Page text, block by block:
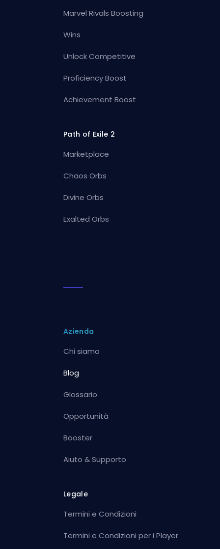
Marvel Rivals Boosting
Wins
Unlock Competitive
Proficiency Boost
Achievement Boost
Path of Exile 2
Marketplace
Chaos Orbs
Divine Orbs
Exalted Orbs
Azienda
Chi siamo
Blog
Glossario
Opportunità
Booster
Aiuto & Supporto
Legale
Termini e Condizioni
Termini e Condizioni per i Player